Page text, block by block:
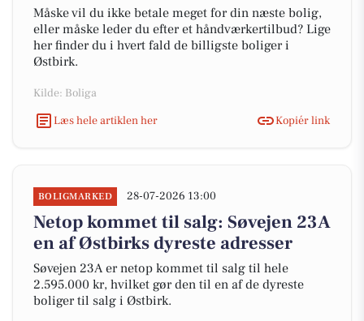
Måske vil du ikke betale meget for din næste bolig,
eller måske leder du efter et håndværkertilbud? Lige
her finder du i hvert fald de billigste boliger i
Østbirk.
Kilde: Boliga
Læs hele artiklen her
Kopiér link
BOLIGMARKED 28-07-2026 13:00
Netop kommet til salg: Søvejen 23A
en af Østbirks dyreste adresser
Søvejen 23A er netop kommet til salg til hele
2.595.000 kr, hvilket gør den til en af de dyreste
boliger til salg i Østbirk.